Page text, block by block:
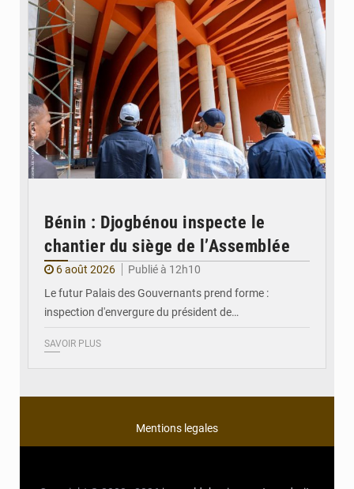
Bénin : Djogbénou inspecte le
chantier du siège de l’Assemblée
6 août 2026
Publié à 12h10
Le futur Palais des Gouvernants prend forme :
inspection d'envergure du président de…
SAVOIR PLUS
Mentions legales